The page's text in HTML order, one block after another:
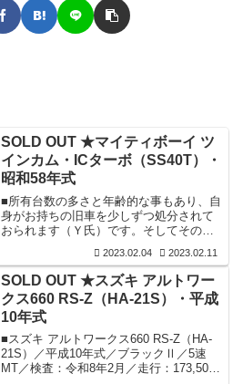
SOLD OUT ★マイティボーイ ツ
インカム・ICターボ（SS40T）・
昭和58年式
■所有台数の多さと年齢的な事もあり、自
身がお持ちの旧車を少しずつ処分されて
おられます（Ｙ氏）です。そしてその保
だいております当店ですが、昨日このマ
イティボーイでご来店いただき販売依頼
がございましたので、画像を撮り早々に
販売告知の段取りをしていました所、以
前より軽自動車でピックアップ系の出物
が有れば紹介していただきたいとの依頼
を受けていました（Ｔ氏）を思い出し情
報提供いたしますと、早々にご来店いた
だき購入方向で検討いたしますとの話と
2023.02.04 2023.02.11
SOLD OUT ★スズキ アルトワー
クス660 RS-Z（HA-21S）・平成
10年式
■スズキ アルトワークス660 RS-Z（HA-
21S）／平成10年式／ブラックⅡ／5速
MT／検査：令和8年2月／走行：173,500